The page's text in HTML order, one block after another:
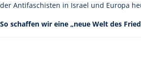
der Antifaschisten in Israel und Europa
So schaffen wir eine „neue Welt des